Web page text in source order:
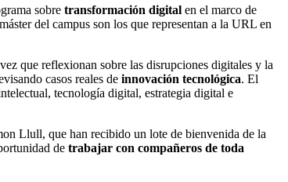
sobre transformación digital en el marco de
del campus son los que representan a la URL en
que reflexionan sobre las disrupciones digitales y la
casos reales de innovación tecnológica. El
tecnología digital, estrategia digital e
Llull, que han recibido un lote de bienvenida de la
de trabajar con compañeros de toda